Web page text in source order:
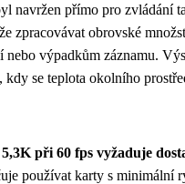
navržen přímo pro zvládání
zpracovávat obrovské
nebo výpadkům záznamu.
se teplota okolního
při 60 fps vyžaduje
používat karty s minimální